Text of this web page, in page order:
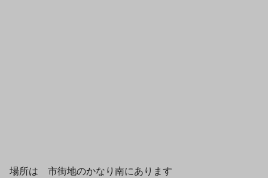
場所は 市街地のかなり南にあります